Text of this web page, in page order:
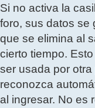
Si no activa la
foro, sus datos se
que se elimina al
cierto tiempo.
ser usada por
reconozca
al ingresar. No es